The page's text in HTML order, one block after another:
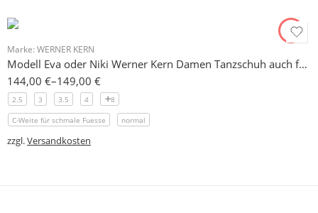
Marke: WERNER KERN
Modell Eva oder Niki Werner Kern Damen Tanzschuh auch für schmale Füße 5 cm
144,00 €–149,00 €
2.5 3 3.5 4 8
C-Weite für schmale Fuesse normal
zzgl.Versandkosten